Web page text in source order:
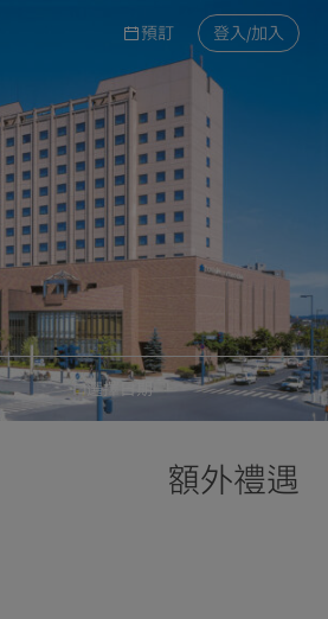
預訂 登入/加入
北方大地)
選擇日期
額外禮遇